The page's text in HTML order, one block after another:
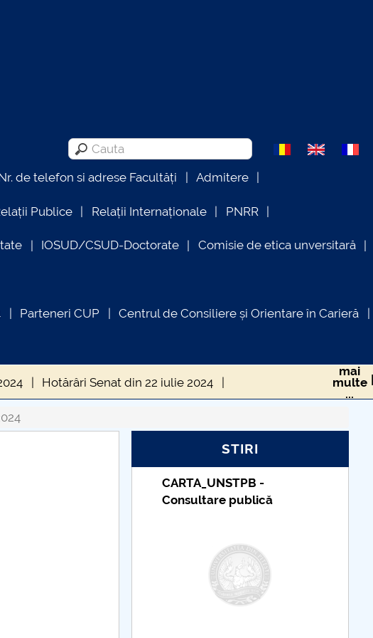
de telefon si adrese Facultăți Admitere
Publice Relații Internaționale PNRR
IOSUD/CSUD-Doctorate Comisie de etica unversitară
Parteneri CUP Centrul de Consiliere și Orientare în Carieră
Hotărâri Senat din 22 iulie 2024
Hotărâri Senat din 4 noiembrie 2024
Hotărâri Senat din 14 iunie 2024
Hotărâri Senat din 12 martie 2024
Hotărâri Senat din 9 aprilie 2024
mai
multe
...
STIRI
Taxe de școlarizare
indexate – Centrul